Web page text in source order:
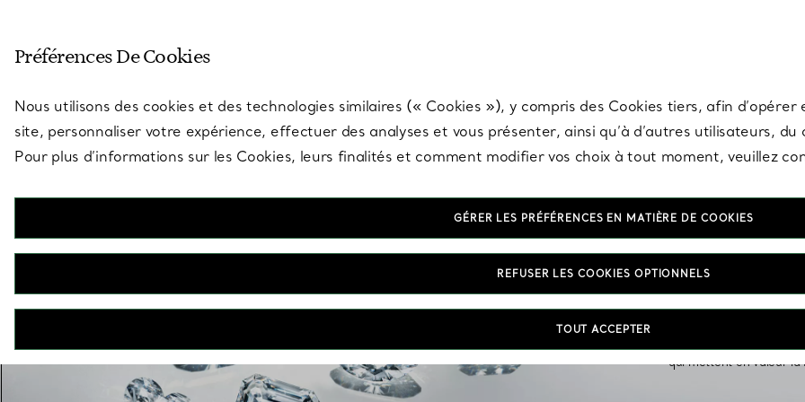
Bagues en
Découvrez notre
qui mettent en valeur
Préférences De Cookies
Nous utilisons des cookies et des technologies similaires (« Cookies »), y compris des Cookies tiers, afin
site, personnaliser votre expérience, effectuer des analyses et vous présenter, ainsi qu’à d’autres utilisateurs,
Pour plus d’informations sur les Cookies, leurs finalités et comment modifier vos choix à tout moment, veuillez
GÉRER LES PRÉFÉRENCES EN MATIÈRE DE COOKIES
REFUSER LES COOKIES OPTIONNELS
TOUT ACCEPTER